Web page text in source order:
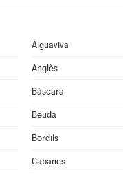
Aiguaviva
Anglès
Bàscara
Beuda
Bordils
Cabanes